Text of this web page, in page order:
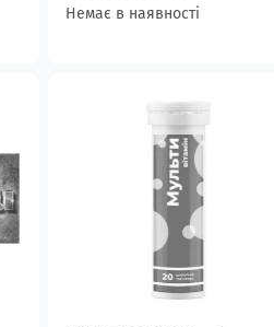
Немає в наявності